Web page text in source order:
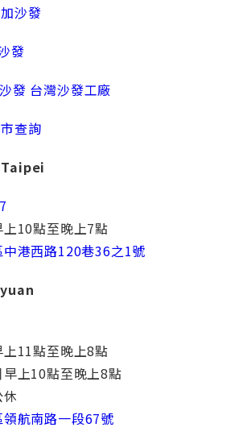
沙發
發
發 台灣沙發工廠
查詢
Taipei
10點⾄晚上7點
港⻄路120巷36之1號
11點⾄晚上8點
上10點⾄晚上8點
航南路一段67號